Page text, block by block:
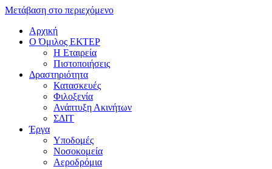
Μετάβαση στο περιεχόμενο
Αρχική
Ο Όμιλος ΕΚΤΕΡ
H Εταιρεία
Πιστοποιήσεις
Δραστηριότητα
Κατασκευές
Φιλοξενία
Ανάπτυξη Ακινήτων
ΣΔΙΤ
Έργα
Υποδομές
Νοσοκομεία
Αεροδρόμια